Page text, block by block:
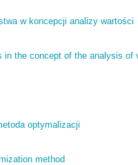
w koncepcji analizy wartości
in the concept of the analysis of
optymalizacji
method